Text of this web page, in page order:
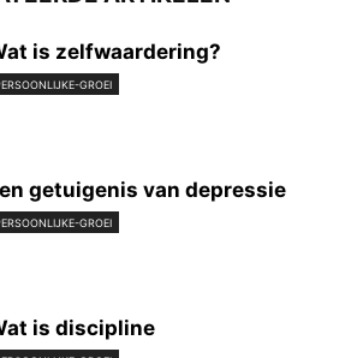
is zelfwaardering?
GROEI
getuigenis van depressie
GROEI
is discipline